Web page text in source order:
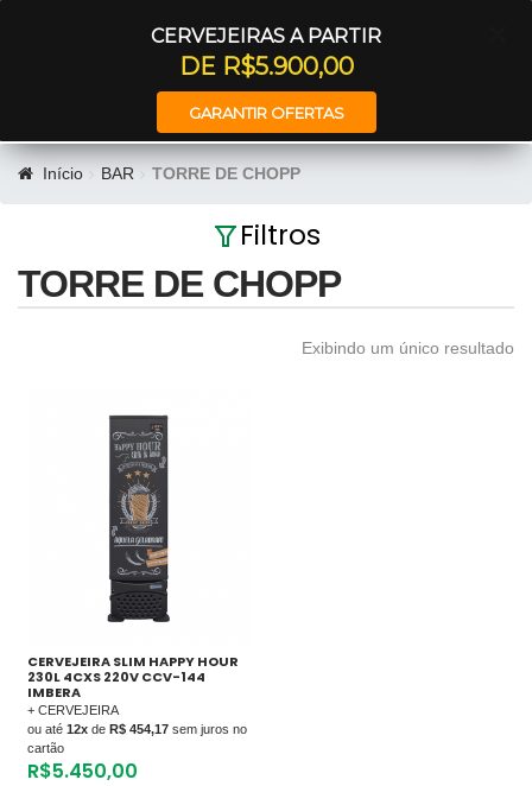
CERVEJEIRAS A PARTIR
DE R$5.900,00
GARANTIR OFERTAS
Início BAR TORRE DE CHOPP
Filtros
TORRE DE CHOPP
Exibindo um único resultado
CERVEJEIRA SLIM HAPPY HOUR
230L 4CXS 220V CCV-144
IMBERA
+ CERVEJEIRA
ou até 12x de R$ 454,17 sem juros no
cartão
R$5.450,00